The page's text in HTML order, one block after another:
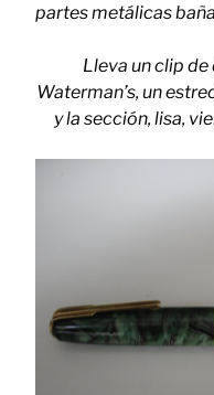
partes metálicas
Lleva un clip de
Waterman’s, un
y la sección, lisa,